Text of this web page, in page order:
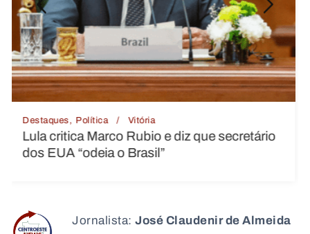
Destaques Mato Grosso Vitória
MP pede suspensão ou regularização da
Rodoviária do Coxipó por falta de
Jornalista: José Claudenir de Almeida